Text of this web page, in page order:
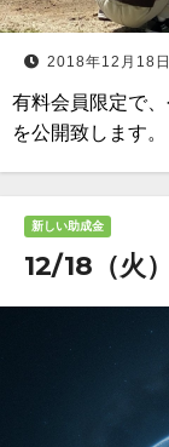
2018年12月18日
有料会員限定で
を公開致します。
新しい助成金
12/18（火